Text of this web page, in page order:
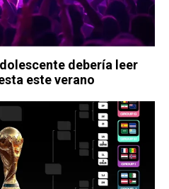
debería leer
este verano